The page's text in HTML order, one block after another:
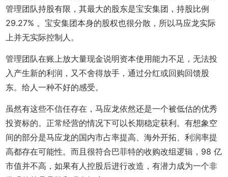
管理团队持股有限，其最大的股东是宝安集团，持股比例
29.27% 。宝安集团本身的股权也很分散，所以马应龙实际
上并无实际控制人。
管理团队在账上放大量现金说明资本使用能力不足，无法投
入产生新的利润，又不舍得放手，通过分红或回购回馈股
东。给人一种不好的感受。
虽然有这些不信任存在，马应龙依然还是一个被低估的优秀
投资标的。正常经营的情况下可以长期稳定获利。有想象空
间的部分是马应龙的国内市占率提高、海外开拓、利润率提
高都存在可能性。而且很符合巴菲特的收购改组逻辑，98 亿
市值并不高，如果有人控股后进行改造，有潜力成为一个非